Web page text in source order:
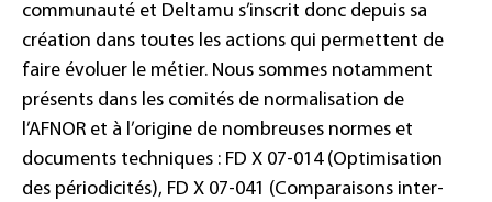
communauté et Deltamu s’inscrit donc depuis sa
création dans toutes les actions qui permettent de
faire évoluer le métier. Nous sommes notamment
présents dans les comités de normalisation de
l’AFNOR et à l’origine de nombreuses normes et
documents techniques : FD X 07-014 (Optimisation
des périodicités), FD X 07-041 (Comparaisons inter-